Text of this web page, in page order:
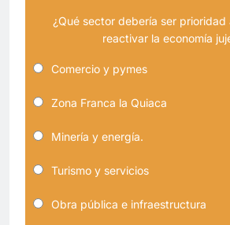
¿Qué sector debería ser prioridad
reactivar la economía
Comercio y pymes
Zona Franca la Quiaca
Minería y energía.
Turismo y servicios
Obra pública e infraestructura